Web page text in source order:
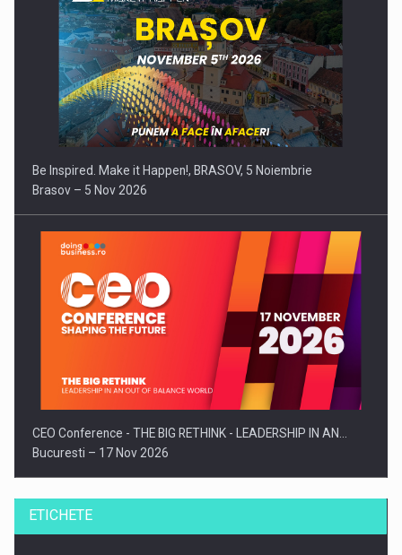
Be Inspired. Make it Happen!, BRASOV, 5 Noiembrie
Brasov – 5 Nov 2026
CEO Conference - THE BIG RETHINK - LEADERSHIP IN AN…
Bucuresti – 17 Nov 2026
ETICHETE